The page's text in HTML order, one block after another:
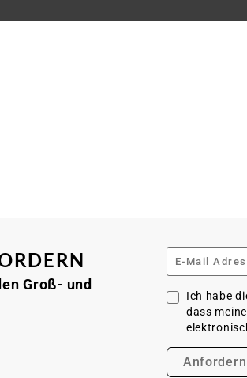
Groß- und
Ich habe
dass